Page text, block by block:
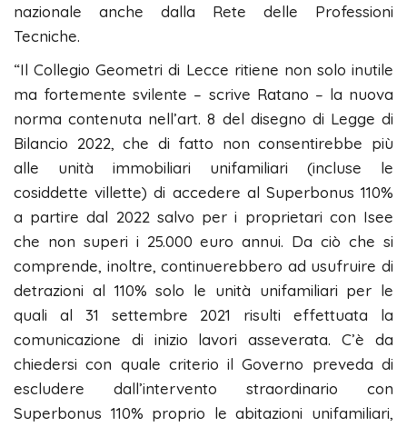
nazionale anche dalla Rete delle Professioni
Tecniche.
“Il Collegio Geometri di Lecce ritiene non solo inutile
ma fortemente svilente – scrive Ratano – la nuova
norma contenuta nell’art. 8 del disegno di Legge di
Bilancio 2022, che di fatto non consentirebbe più
alle unità immobiliari unifamiliari (incluse le
cosiddette villette) di accedere al Superbonus 110%
a partire dal 2022 salvo per i proprietari con Isee
che non superi i 25.000 euro annui. Da ciò che si
comprende, inoltre, continuerebbero ad usufruire di
detrazioni al 110% solo le unità unifamiliari per le
quali al 31 settembre 2021 risulti effettuata la
comunicazione di inizio lavori asseverata. C’è da
chiedersi con quale criterio il Governo preveda di
escludere dall’intervento straordinario con
Superbonus 110% proprio le abitazioni unifamiliari,